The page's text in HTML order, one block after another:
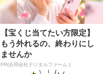
【宝くじ当てたい方限定】
もう外れるの、終わりにし
ませんか
PR(合同会社デジタルファーム )